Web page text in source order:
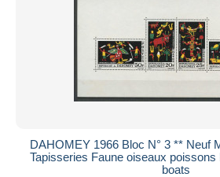
DAHOMEY 1966 Bloc N° 3 ** Neuf
Tapisseries Faune oiseaux
boats